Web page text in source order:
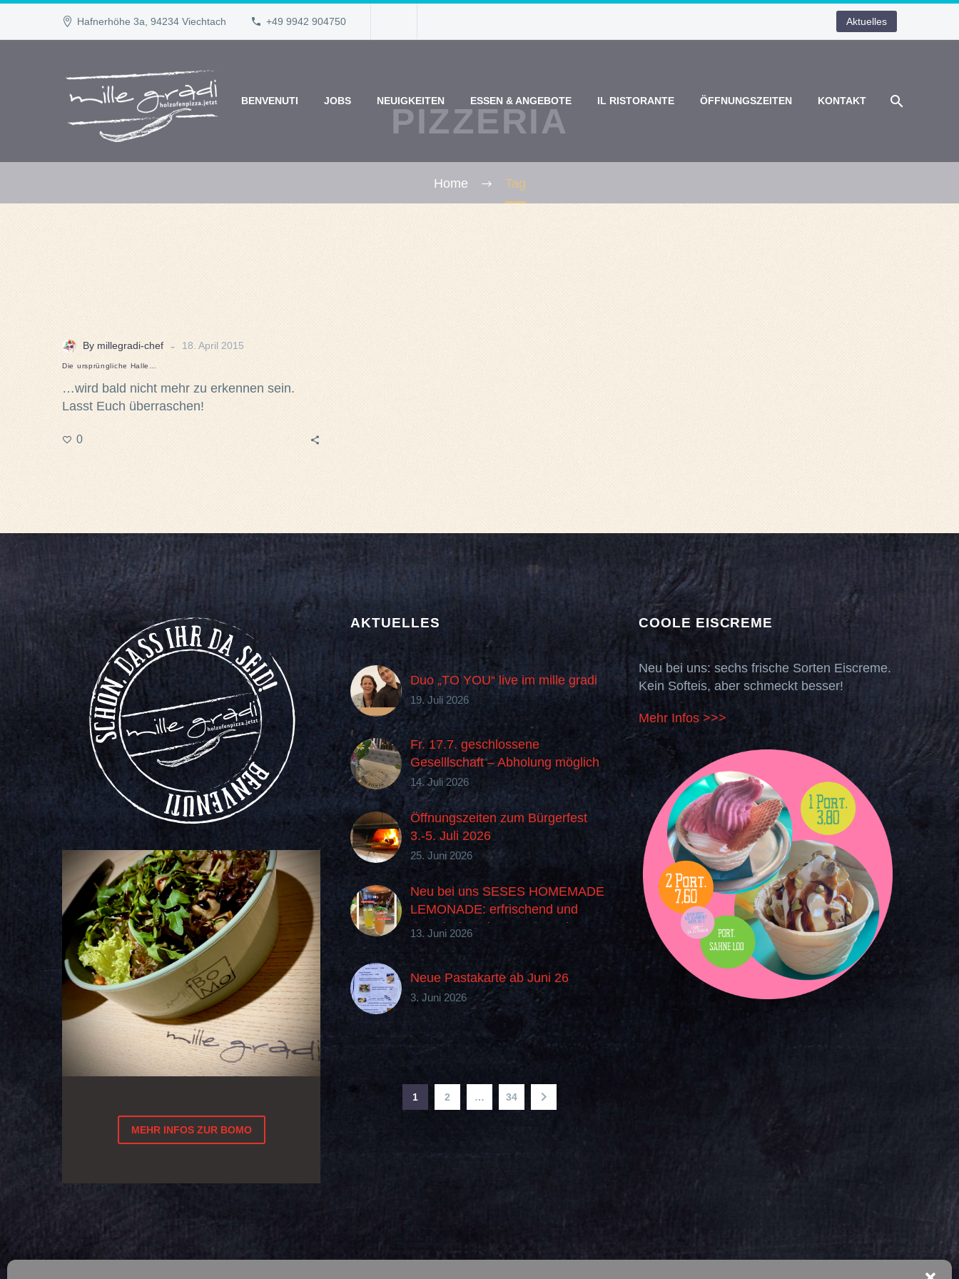
Hafnerhöhe 3a, 94234 Viechtach +49 9942 904750 Aktuelles
BENVENUTI JOBS NEUIGKEITEN ESSEN & ANGEBOTE IL RISTORANTE ÖFFNUNGSZEITEN KONTAKT
PIZZERIA
Home Tag
By millegradi-chef - 18. April 2015
Die ursprüngliche Halle…
…wird bald nicht mehr zu erkennen sein.
Lasst Euch überraschen!
0
MEHR INFOS ZUR BOMO
AKTUELLES
Duo „TO YOU“ live im mille gradi
19. Juli 2026
Fr. 17.7. geschlossene
Geselllschaft – Abholung möglich
14. Juli 2026
Öffnungszeiten zum Bürgerfest
3.-5. Juli 2026
25. Juni 2026
Neu bei uns SESES HOMEMADE
LEMONADE: erfrischend und
„buonissima“ im Geschmack
13. Juni 2026
Neue Pastakarte ab Juni 26
3. Juni 2026
1 2 … 34
COOLE EISCREME
Neu bei uns: sechs frische Sorten Eiscreme.
Kein Softeis, aber schmeckt besser!
Mehr Infos >>>